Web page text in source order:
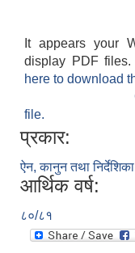
It appears your
display PDF files.
here to download
file.
प्रकार:
ऐन, कानुन तथा निर्देशिका
आर्थिक वर्ष:
८०/८१